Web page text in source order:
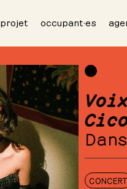
projet occupant·es
CONCERT